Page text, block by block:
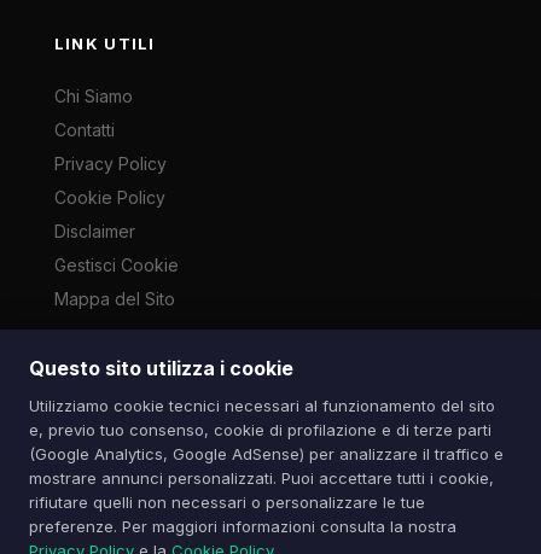
Questo sito utilizza i cookie
Utilizziamo cookie tecnici necessari al funzionamento del sito
e, previo tuo consenso, cookie di profilazione e di terze parti
(Google Analytics, Google AdSense) per analizzare il traffico e
mostrare annunci personalizzati. Puoi accettare tutti i cookie,
rifiutare quelli non necessari o personalizzare le tue
preferenze. Per maggiori informazioni consulta la nostra
LINK UTILI
Chi Siamo
Contatti
Privacy Policy
Cookie Policy
Disclaimer
Gestisci Cookie
Mappa del Sito
Le immagini presenti su questo sito sono di proprietà dei
cronaca ai sensi dell'art. 70 L. 633/1941. Contatti:
info@spazioitech.it
© 2026 Spazio iTech — Seven Trade SRLS — P.IVA: